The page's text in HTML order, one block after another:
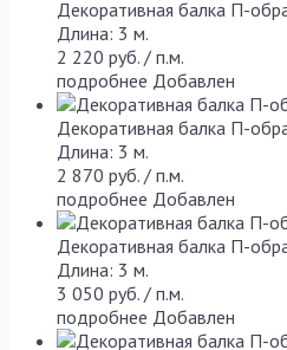
Декоративная балка П-
Длина: 3 м.
2 220 руб. / п.м.
подробнее Добавлен
Декоративная балка П-
Длина: 3 м.
2 870 руб. / п.м.
подробнее Добавлен
Декоративная балка П-
Длина: 3 м.
3 050 руб. / п.м.
подробнее Добавлен